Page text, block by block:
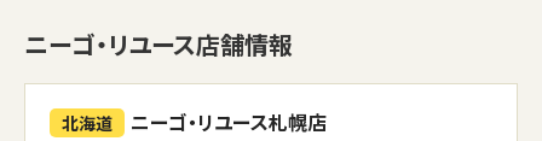
ニーゴ・リユース店舗情報
北海道 ニーゴ・リユース札幌店